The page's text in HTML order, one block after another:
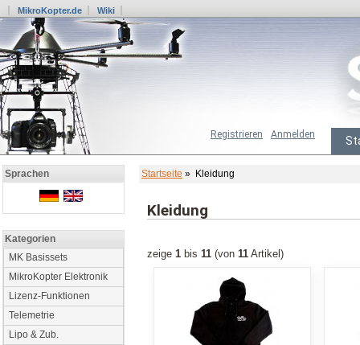
MikroKopter.de Wiki
Anmelden
Registrieren
Sprachen
Kategorien
MK Basissets
MikroKopter Elektronik
Lizenz-Funktionen
Telemetrie
Lipo & Zub.
Startseite » Kleidung
Kleidung
zeige1 bis11 (von11 Artikel)